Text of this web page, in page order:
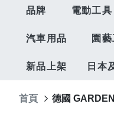
品牌 電動工具
汽車用品 園
新品上架 日本
首頁 德國